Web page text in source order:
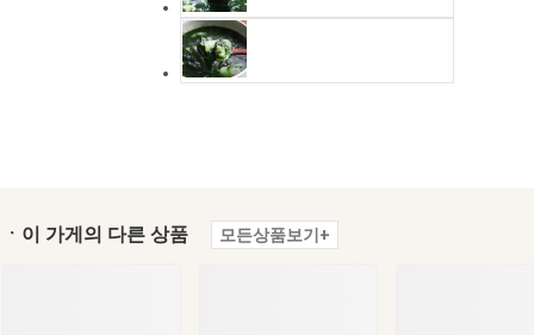
ㆍ이 가게의 다른 상품 모든상품보기+